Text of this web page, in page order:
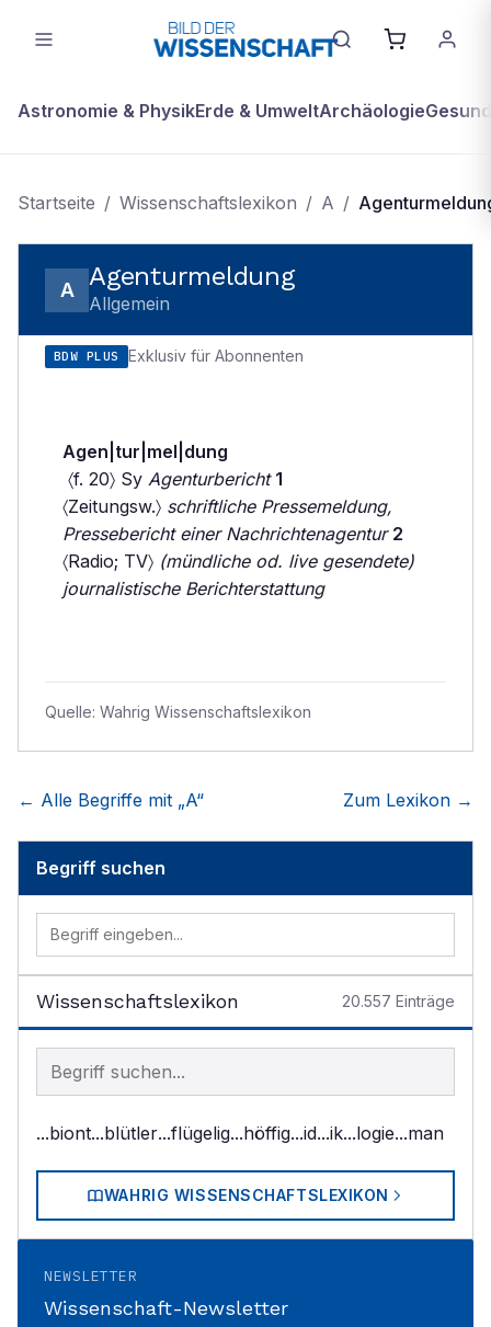
Astronomie & PhysikErde & UmweltArchäologie
Startseite / Wissenschaftslexikon / A /
A Agenturmeldung
Allgemein
BDW PLUS Exklusiv für Abonnenten
Agen|tur|mel|dung
〈f. 20〉 Sy Agenturbericht 1
〈Zeitungsw.〉 schriftliche Pressemeldung,
Pressebericht einer Nachrichtenagentur 2
〈Radio; TV〉 (mündliche od. live gesendete)
journalistische Berichterstattung
Quelle: Wahrig Wissenschaftslexikon
← Alle Begriffe mit „A“ Zum Lexikon →
Begriff suchen
Wissenschaftslexikon 20.557 Einträge
Begriff im Lexikon suchen
...biont...blütler...flügelig...höffig...id...ik...logie...man
WAHRIG WISSENSCHAFTSLEXIKON
NEWSLETTER
Wissenschaft-Newsletter